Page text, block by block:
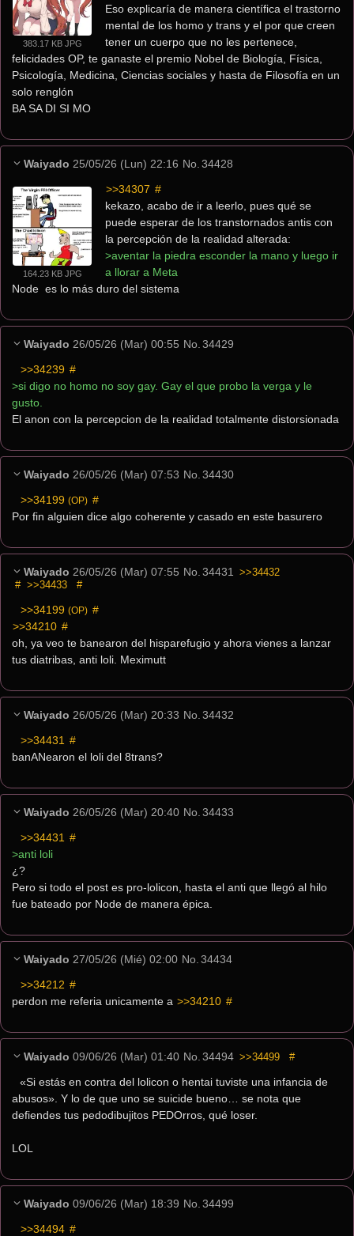
383.17 KB JPG
Eso explicaría de manera científica el trastorno
mental de los homo y trans y el por que creen
tener un cuerpo que no les pertenece,
felicidades OP, te ganaste el premio Nobel de Biología, Física,
Psicología, Medicina, Ciencias sociales y hasta de Filosofía en un
solo renglón
BA SA DI SI MO
Waiyado 25/05/26 (Lun) 22:16 No. 34428
164.23 KB JPG
>>34307 #
kekazo, acabo de ir a leerlo, pues qué se
puede esperar de los transtornados antis con
la percepción de la realidad alterada:
>aventar la piedra esconder la mano y luego ir
a llorar a Meta
Node  es lo más duro del sistema
Waiyado 26/05/26 (Mar) 00:55 No. 34429
>>34239 #
>si digo no homo no soy gay. Gay el que probo la verga y le
gusto.
El anon con la percepcion de la realidad totalmente distorsionada
Waiyado 26/05/26 (Mar) 07:53 No. 34430
>>34199 (OP) #
Por fin alguien dice algo coherente y casado en este basurero
Waiyado 26/05/26 (Mar) 07:55 No. 34431
>>34432
# >>34433 #
>>34199 (OP) #
>>34210 #
oh, ya veo te banearon del hisparefugio y ahora vienes a lanzar
tus diatribas, anti loli. Meximutt
Waiyado 26/05/26 (Mar) 20:33 No. 34432
>>34431 #
banANearon el loli del 8trans?
Waiyado 26/05/26 (Mar) 20:40 No. 34433
>>34431 #
>anti loli
¿?
Pero si todo el post es pro-lolicon, hasta el anti que llegó al hilo
fue bateado por Node de manera épica.
Waiyado 27/05/26 (Mié) 02:00 No. 34434
>>34212 #
perdon me referia unicamente a >>34210 #
Waiyado 09/06/26 (Mar) 01:40 No. 34494 >>34499 #
«Si estás en contra del lolicon o hentai tuviste una infancia de
abusos». Y lo de que uno se suicide bueno… se nota que
defiendes tus pedodibujitos PEDOrros, qué loser.
LOL
Waiyado 09/06/26 (Mar) 18:39 No. 34499
>>34494 #